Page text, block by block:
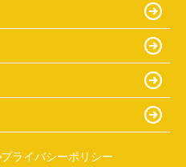
プライバシーポリシー